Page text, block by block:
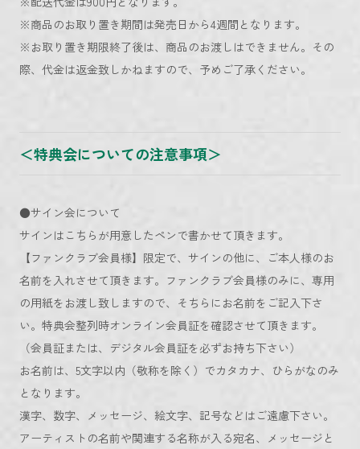
※商品のお取り置き期間は発売日から4週間となります。
※お取り置き期限終了後は、商品のお渡しはできません。その
際、代金は返金致しかねますので、予めご了承ください。
＜特典会についての注意事項＞
●サイン会について
サインはこちらが用意したペンで書かせて頂きます。
【ファンクラブ会員様】限定で、サインの他に、ご本人様のお
名前を入れさせて頂きます。ファンクラブ会員様のみに、専用
の用紙をお渡し致しますので、そちらにお名前をご記入下さ
い。特典会整列時オンライン会員証を確認させて頂きます。
（会員証または、デジタル会員証を必ずお持ち下さい）
お名前は、5文字以内（敬称を除く）でカタカナ、ひらがなのみ
となります。
漢字、数字、メッセージ、絵文字、記号などはご遠慮下さい。
アーティストの名前や関連する名称が入る宛名、メッセージと